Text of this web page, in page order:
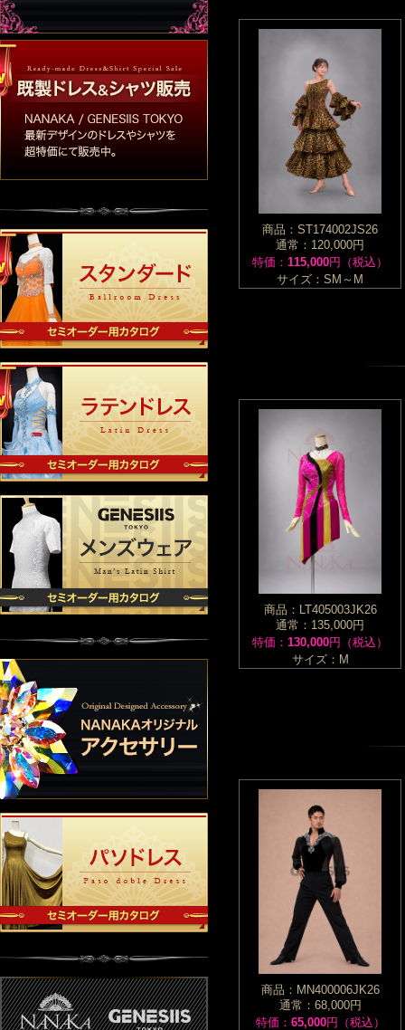
商品：ST174002JS26
通常：120,000円
特価： 115,000円（税込）
サイズ：SM～M
商品：LT405003JK26
通常：135,000円
特価： 130,000円（税込）
サイズ：M
商品：MN400006JK26
通常：68,000円
特価： 65,000円（税込）